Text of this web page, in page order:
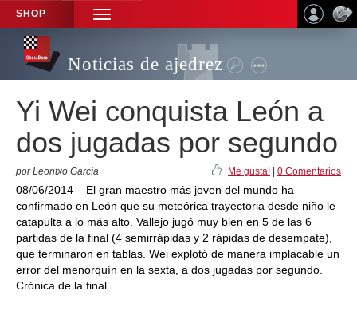
SHOP
TOGGLE
NAVIGATION
Noticias de ajedrez
Yi Wei conquista León a
dos jugadas por segundo
por Leontxo García Me gusta! 0 Comentarios
08/06/2014 – El gran maestro más joven del mundo ha
confirmado en León que su meteórica trayectoria desde niño le
catapulta a lo más alto. Vallejo jugó muy bien en 5 de las 6
partidas de la final (4 semirrápidas y 2 rápidas de desempate),
que terminaron en tablas. Wei explotó de manera implacable un
error del menorquín en la sexta, a dos jugadas por segundo.
Crónica de la final...